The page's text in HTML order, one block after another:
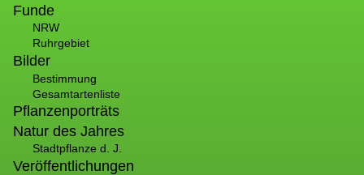
Funde
NRW
Ruhrgebiet
Bilder
Bestimmung
Gesamtartenliste
Pflanzenporträts
Natur des Jahres
Stadtpflanze d. J.
Veröffentlichungen